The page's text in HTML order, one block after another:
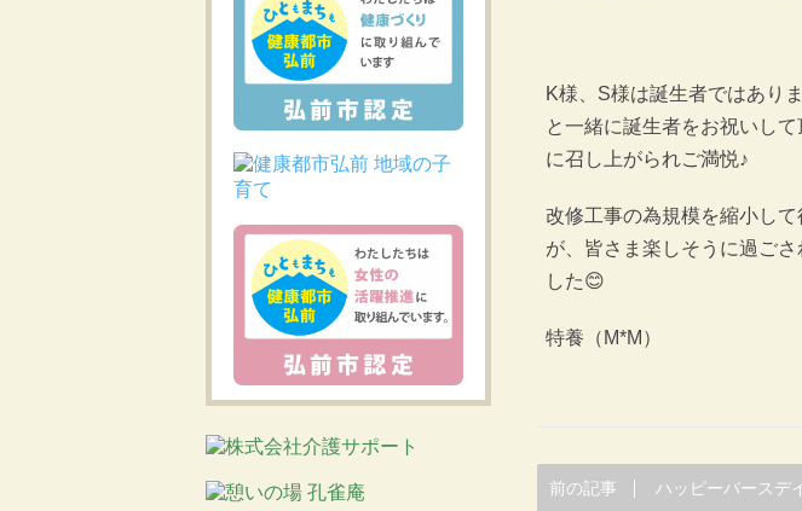
K様、S様は誕生者ではあり
と一緒に誕生者をお祝いし
に召し上がられご満悦♪
改修工事の為規模を縮小し
が、皆さま楽しそうに過ごさ
した😊
特養（M*M）
前の記事 ハッピーバースデ